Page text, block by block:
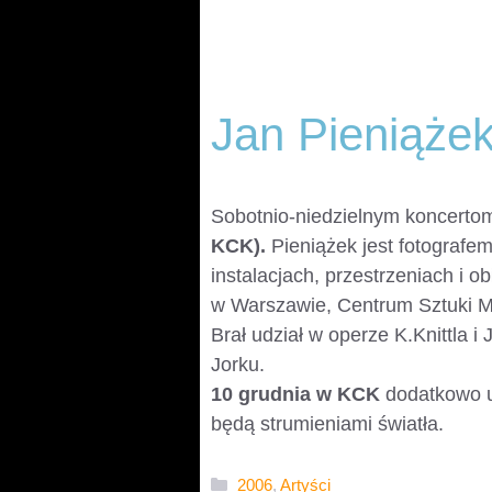
Jan
Sobotnio-niedzielnym
KCK). Pieniążek jest
instalacjach, przestrzeniach i
w Warszawie, Centrum Sztuki
Brał udział w operze K.Knittla
Jorku.
10 grudnia w KCK dodatkowo
będą strumieniami światła.
Kategorie
2006,Artyści